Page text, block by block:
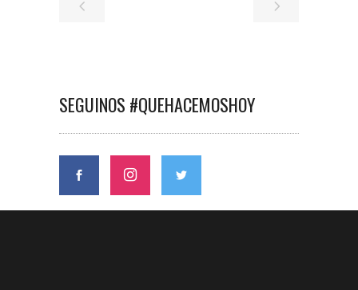
SEGUINOS #QUEHACEMOSHOY